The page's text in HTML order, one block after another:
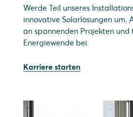
Werde Teil unseres
innovative Solarlösungen um.
an spannenden Projekten
Energiewende bei.
Karriere starten